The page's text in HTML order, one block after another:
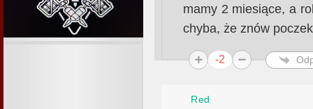
mamy 2 miesiące, a
chyba, że znów
-2
Red